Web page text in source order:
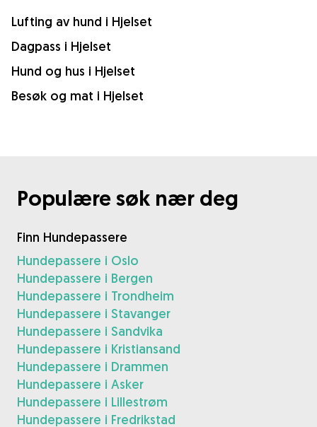
Lufting av hund i Hjelset
Dagpass i Hjelset
Hund og hus i Hjelset
Besøk og mat i Hjelset
Populære søk nær deg
Finn Hundepassere
Hundepassere i Oslo
Hundepassere i Bergen
Hundepassere i Trondheim
Hundepassere i Stavanger
Hundepassere i Sandvika
Hundepassere i Kristiansand
Hundepassere i Drammen
Hundepassere i Asker
Hundepassere i Lillestrøm
Hundepassere i Fredrikstad